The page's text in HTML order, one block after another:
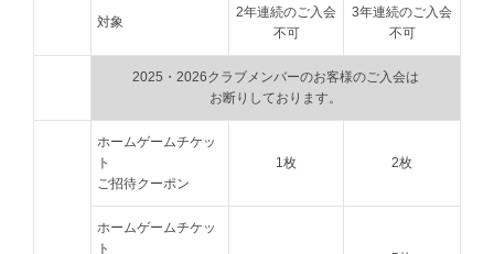
対象
2年連続のご入会
不可
3年連続のご入会
不可
2025・2026クラブメンバーのお客様のご入会は
お断りしております。
ホームゲームチケッ
ト
ご招待クーポン
1枚 2枚
ホームゲームチケッ
ト